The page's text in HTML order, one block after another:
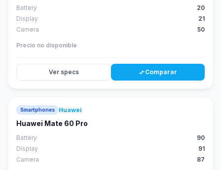
Battery
20
Display
21
Camera
50
Precio no disponible
Ver specs compare_arrowsComparar
Smartphones Huawei
Huawei Mate 60 Pro
Battery
90
Display
91
Camera
87